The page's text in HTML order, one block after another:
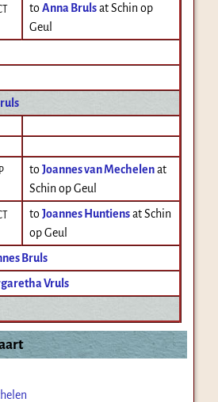
toAnna Bruls at Schin op
Geul
toJoannes van Mechelen at
Schin op Geul
toJoannes Huntiens at Schin
op Geul
Bruls
Vruls